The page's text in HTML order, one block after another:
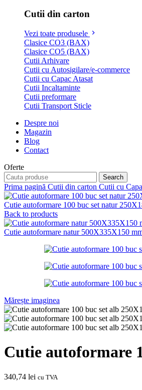
Cutii din carton
Vezi toate produsele
Clasice CO3 (BAX)
Clasice CO5 (BAX)
Cutii Arhivare
Cutii cu Autosigilare/e-commerce
Cutii cu Capac Atasat
Cutii Incaltaminte
Cutii preformare
Cutii Transport Sticle
Despre noi
Magazin
Blog
Contact
Oferte
Search
Prima pagină Cutii din carton Cutii cu
Cutie autoformare 100 buc set natur
Back to products
Cutie autoformare natur 500X335X150
Mărește imaginea
Cutie autoformare
340,74 lei cu TVA